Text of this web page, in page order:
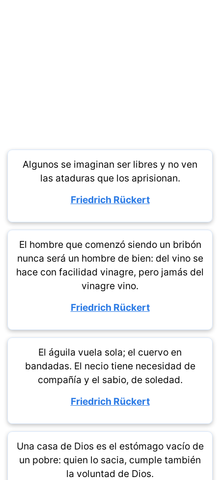
Algunos se imaginan ser libres y no ven
las ataduras que los aprisionan.
Friedrich Rückert
El hombre que comenzó siendo un bribón
nunca será un hombre de bien: del vino se
hace con facilidad vinagre, pero jamás del
vinagre vino.
Friedrich Rückert
El águila vuela sola; el cuervo en
bandadas. El necio tiene necesidad de
compañía y el sabio, de soledad.
Friedrich Rückert
Una casa de Dios es el estómago vacío de
un pobre: quien lo sacia, cumple también
la voluntad de Dios.